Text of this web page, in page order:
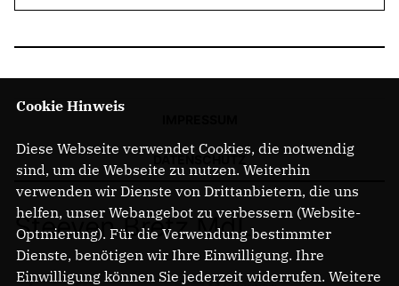
Steeven Bretz MdL
Cookie Hinweis
Diese Webseite verwendet Cookies, die notwendig
sind, um die Webseite zu nutzen. Weiterhin
verwenden wir Dienste von Drittanbietern, die uns
helfen, unser Webangebot zu verbessern (Website-
Optmierung). Für die Verwendung bestimmter
Dienste, benötigen wir Ihre Einwilligung. Ihre
Einwilligung können Sie jederzeit widerrufen. Weitere